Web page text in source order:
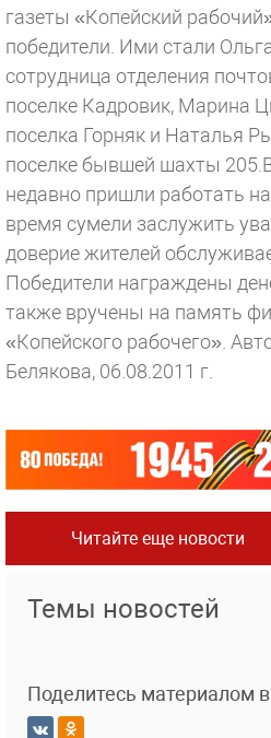
газеты «Копейский
победители. Ими стали
сотрудница отделения
поселке Кадровик,
поселка Горняк и Наталья
поселке бывшей шахты
недавно пришли работать
время сумели заслужить
доверие жителей
Победители награждены
также вручены на память
«Копейского рабочего».
Белякова, 06.08.2011 г.
Читайте еще новости
Темы новостей
Поделитесь материалом